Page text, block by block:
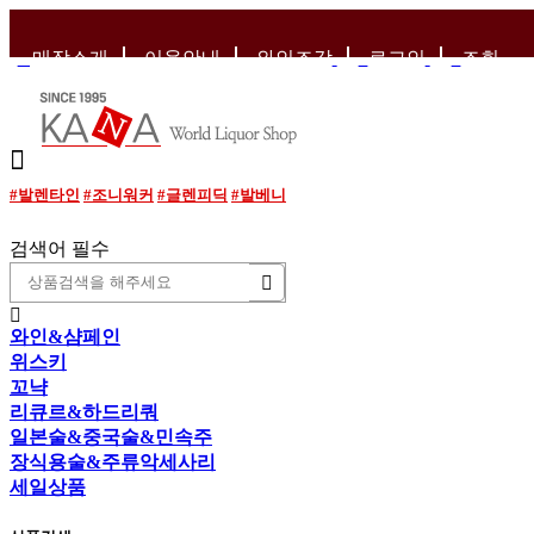
매장소개
이용안내 와인조각 로그인 조회
#발렌타인 #조니워커 #글렌피딕 #발베니
검색어 필수
와인&샴페인
위스키
꼬냑
리큐르&하드리쿼
일본술&중국술&민속주
장식용술&주류악세사리
세일상품